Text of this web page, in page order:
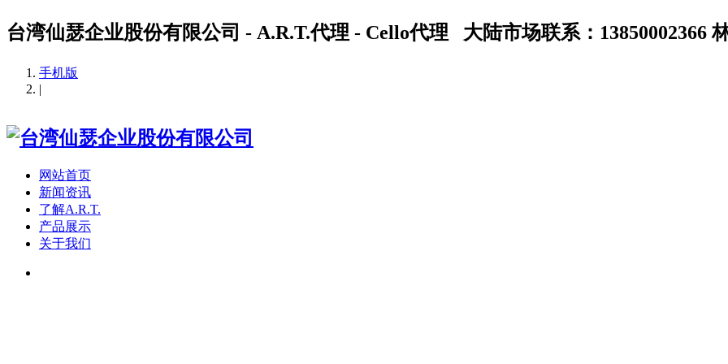
台湾仙瑟企业股份有限公司 - A.R.T.代理 - Cello代理 大陆市场联系：13850002366
手机版
|
网站首页
新闻资讯
了解A.R.T.
产品展示
关于我们